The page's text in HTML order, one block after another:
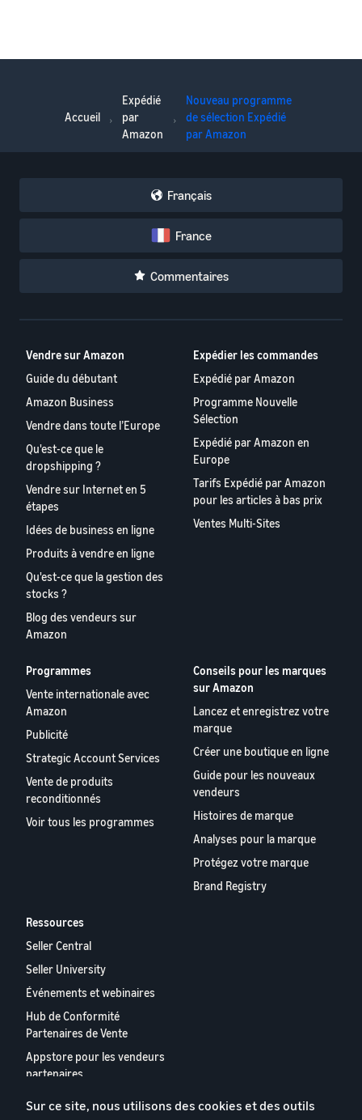
Accueil
Expédié
par
Amazon
Nouveau programme
de sélection Expédié
par Amazon
Français
France
Commentaires
Vendre sur Amazon
Guide du débutant
Amazon Business
Vendre dans toute l’Europe
Qu'est-ce que le
dropshipping ?
Vendre sur Internet en 5
étapes
Idées de business en ligne
Produits à vendre en ligne
Qu'est-ce que la gestion des
stocks ?
Blog des vendeurs sur
Amazon
Expédier les commandes
Expédié par Amazon
Programme Nouvelle
Sélection
Expédié par Amazon en
Europe
Tarifs Expédié par Amazon
pour les articles à bas prix
Ventes Multi-Sites
Programmes
Vente internationale avec
Amazon
Publicité
Strategic Account Services
Vente de produits
reconditionnés
Voir tous les programmes
Conseils pour les marques
sur Amazon
Lancez et enregistrez votre
marque
Créer une boutique en ligne
Guide pour les nouveaux
vendeurs
Histoires de marque
Analyses pour la marque
Protégez votre marque
Brand Registry
Ressources
Seller Central
Seller University
Événements et webinaires
Hub de Conformité
Partenaires de Vente
Appstore pour les vendeurs
partenaires
vendeurs partenaires
Sur ce site, nous utilisons des cookies et des outils